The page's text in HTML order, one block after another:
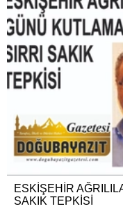
ESKİŞEHİR
SAKIK TEPKİSİ